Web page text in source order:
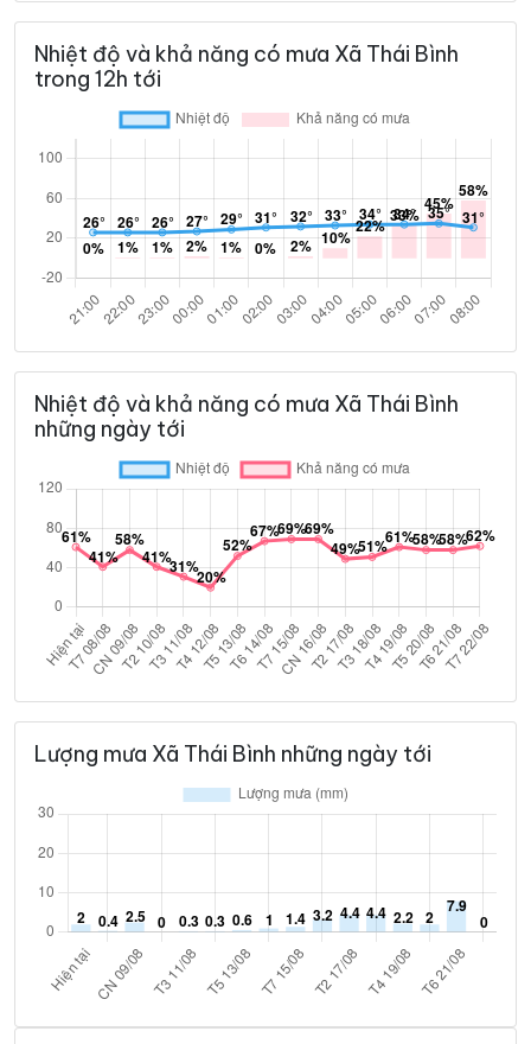
Nhiệt độ và khả năng có mưa Xã Thái Bình
trong 12h tới
Nhiệt độ và khả năng có mưa Xã Thái Bình
những ngày tới
Lượng mưa Xã Thái Bình những ngày tới